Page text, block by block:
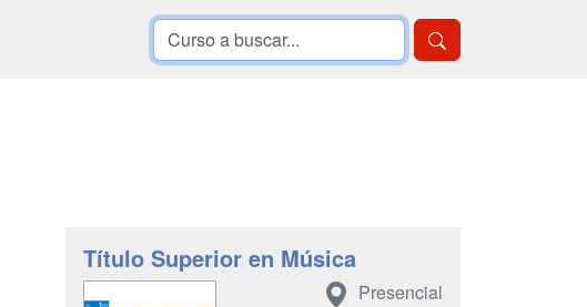
Título Superior en Música
Presencial